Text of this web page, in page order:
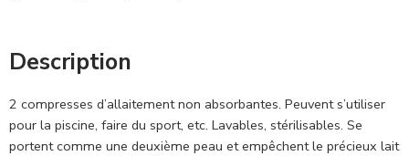
Description
2 compresses d’allaitement non absorbantes. Peuvent s’utiliser
pour la piscine, faire du sport, etc. Lavables, stérilisables. Se
portent comme une deuxième peau et empêchent le précieux lait